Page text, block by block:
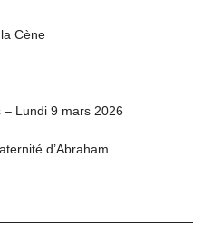
Cène
Lundi 9 mars 2026
d’Abraham